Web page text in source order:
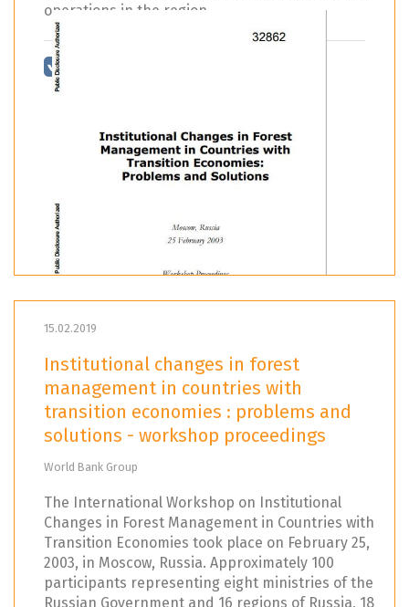
operations in the region.
15.02.2019
Institutional changes in forest
management in countries with
transition economies : problems and
solutions - workshop proceedings
World Bank Group
The International Workshop on Institutional
Changes in Forest Management in Countries with
Transition Economies took place on February 25,
2003, in Moscow, Russia. Approximately 100
participants representing eight ministries of the
Russian Government and 16 regions of Russia, 18